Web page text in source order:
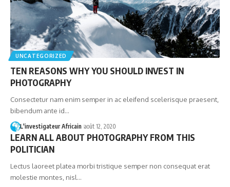
UNCATEGORIZED
TEN REASONS WHY YOU SHOULD INVEST IN
PHOTOGRAPHY
Consectetur nam enim semper in ac eleifend scelerisque praesent,
bibendum ante id…
L'investigateur Africain août 12, 2020
LEARN ALL ABOUT PHOTOGRAPHY FROM THIS
POLITICIAN
Lectus laoreet platea morbi tristique semper non consequat erat
molestie montes, nisl…